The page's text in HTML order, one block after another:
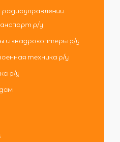
р/у
и квадрокоптеры р/у
техника р/у
р/у